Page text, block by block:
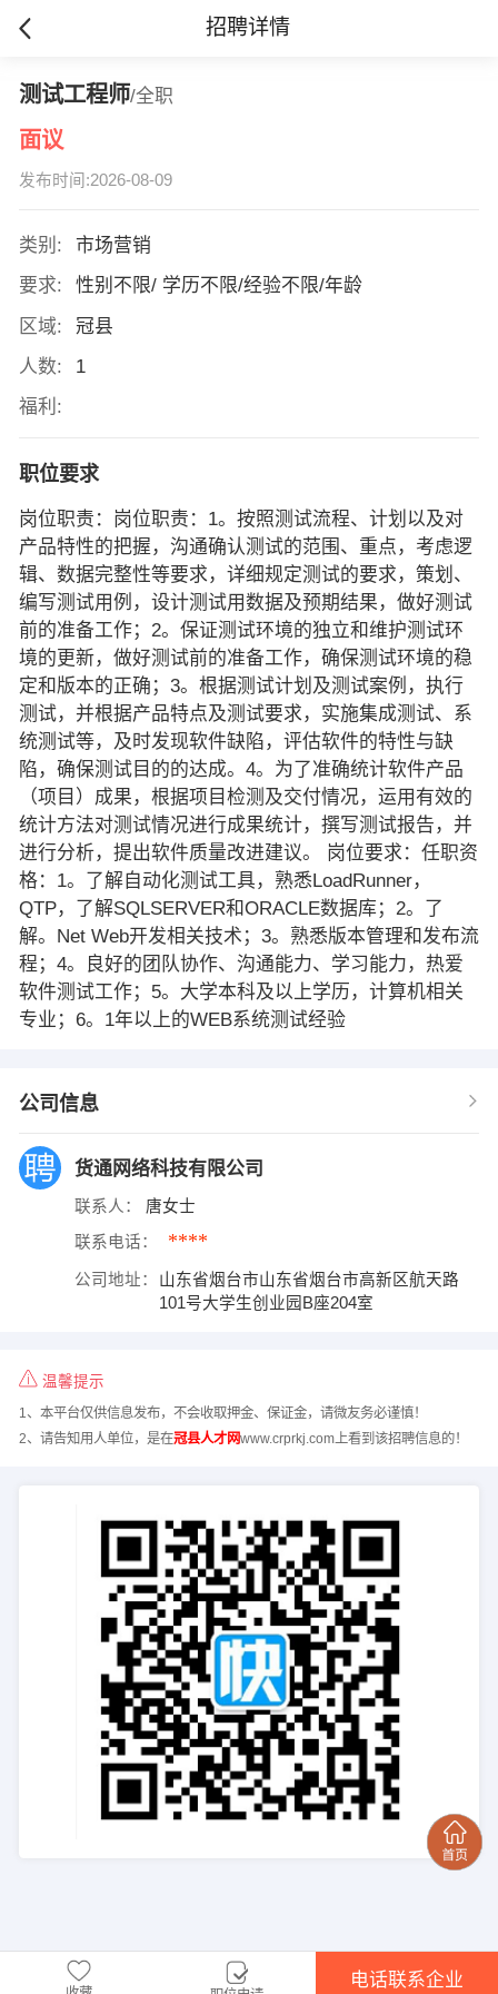
招聘详情
测试工程师/全职
面议
发布时间:2026-08-09
类别:
市场营销
要求:
性别不限/ 学历不限/经验不限/年龄
区域:
冠县
人数:
1
福利:
职位要求
岗位职责：岗位职责：1。按照测试流程、计划以及对
产品特性的把握，沟通确认测试的范围、重点，考虑逻
辑、数据完整性等要求，详细规定测试的要求，策划、
编写测试用例，设计测试用数据及预期结果，做好测试
前的准备工作；2。保证测试环境的独立和维护测试环
境的更新，做好测试前的准备工作，确保测试环境的稳
定和版本的正确；3。根据测试计划及测试案例，执行
测试，并根据产品特点及测试要求，实施集成测试、系
统测试等，及时发现软件缺陷，评估软件的特性与缺
陷，确保测试目的的达成。4。为了准确统计软件产品
（项目）成果，根据项目检测及交付情况，运用有效的
统计方法对测试情况进行成果统计，撰写测试报告，并
进行分析，提出软件质量改进建议。 岗位要求：任职资
格：1。了解自动化测试工具，熟悉LoadRunner，
QTP，了解SQLSERVER和ORACLE数据库；2。了
解。Net Web开发相关技术；3。熟悉版本管理和发布流
程；4。良好的团队协作、沟通能力、学习能力，热爱
软件测试工作；5。大学本科及以上学历，计算机相关
专业；6。1年以上的WEB系统测试经验
公司信息
货通网络科技有限公司
联系人： 唐女士
联系电话： ****
公司地址：
山东省烟台市山东省烟台市高新区航天路
101号大学生创业园B座204室
温馨提示
1、本平台仅供信息发布，不会收取押金、保证金，请微友务必谨慎！
2、请告知用人单位，是在冠县人才网www.crprkj.com上看到该招聘信息的！
电话联系企业